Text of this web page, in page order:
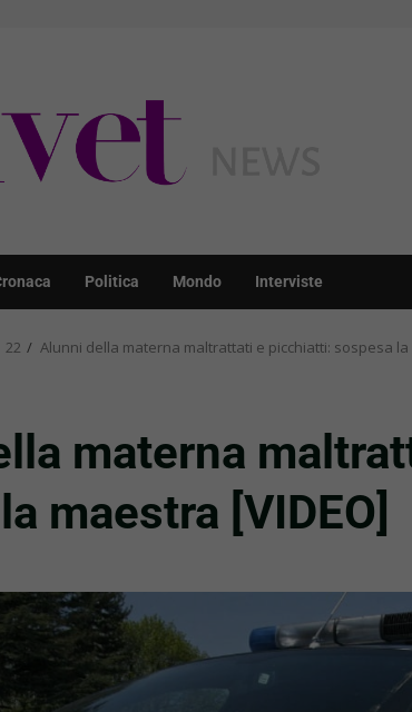
Politica Mondo Interviste
22 Alunni della materna maltrattati e picchiatti: sospesa la
materna
maestra [VIDEO]